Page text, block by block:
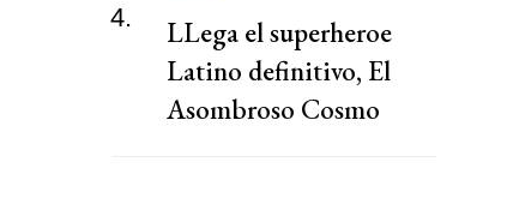
4.
LLega el superheroe
Latino definitivo, El
Asombroso Cosmo